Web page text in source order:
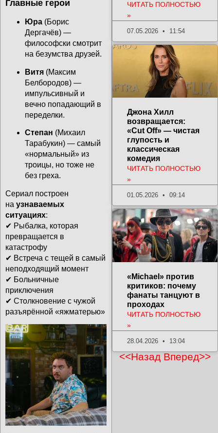
Главные герои
Юра (Борис
Дергачёв) —
философски смотрит
на безумства друзей.
Витя (Максим
Белбородов) —
импульсивный и
вечно попадающий в
переделки.
Степан (Михаил
Тарабукин) — самый
«нормальный» из
троицы, но тоже не
без греха.
Сериал построен
на узнаваемых
ситуациях:
✔ Рыбалка, которая
превращается в
катастрофу
✔ Встреча с тещей в самый
неподходящий момент
✔ Больничные
приключения
✔ Столкновение с чужой
разъярённой «яжматерью»
ЧИТАТЬ ПОЛНОСТЬЮ
»
07.05.2026 11:54
Джона Хилл
возвращается:
«Cut Off» — чистая
глупость и
классическая
комедия
ЧИТАТЬ ПОЛНОСТЬЮ
»
01.05.2026 09:14
«Michael» против
критиков: почему
фанаты танцуют в
проходах
ЧИТАТЬ ПОЛНОСТЬЮ
»
28.04.2026 13:04
<<Назад Вперед>>